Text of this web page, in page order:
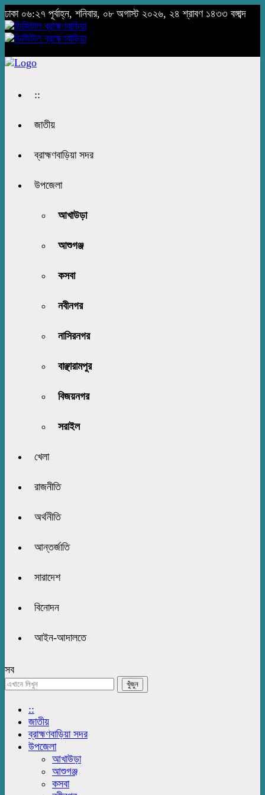
ঢাকা ০৬:২৭ পূর্বাহ্ন, শনিবার, ০৮ অগাস্ট ২০২৬, ২৪ শ্রাবণ ১৪৩৩ বঙ্গাব্দ
::
জাতীয়
ব্রাহ্মণবাড়িয়া সদর
উপজেলা
আখাউড়া
আশুগঞ্জ
কসবা
নবীনগর
নাসিরনগর
বাঞ্ছারামপুর
বিজয়নগর
সরাইল
খেলা
রাজনীতি
অর্থনীতি
আন্তর্জাতি
সারাদেশ
বিনোদন
আইন-আদালতে
সব
::
জাতীয়
ব্রাহ্মণবাড়িয়া সদর
উপজেলা
আখাউড়া
আশুগঞ্জ
কসবা